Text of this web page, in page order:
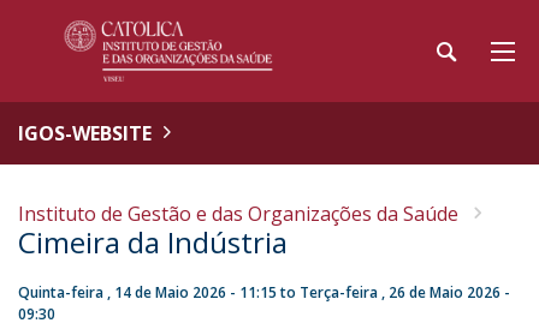
IGOS-WEBSITE
Instituto de Gestão e das Organizações da Saúde
Cimeira da Indústria
Quinta-feira , 14 de Maio 2026 - 11:15to Terça-feira , 26 de Maio 2026 -
09:30